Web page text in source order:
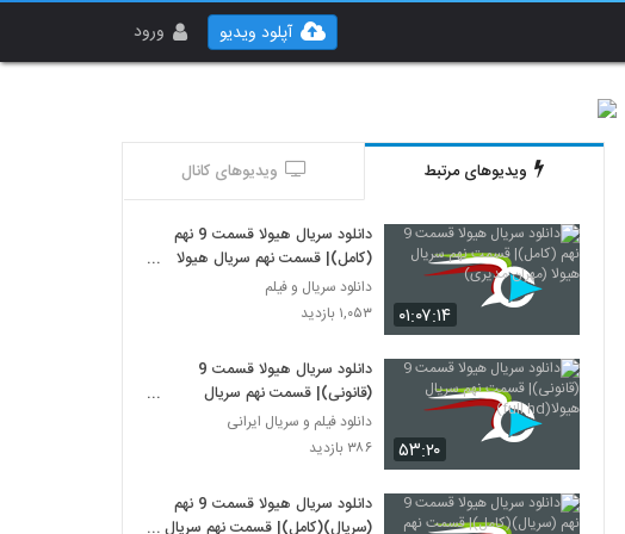
ورود آپلود ویدیو
ویدیوهای مرتبط ویدیوهای کانال
۰۱:۰۷:۱۴
دانلود سریال هیولا قسمت 9 نهم
(کامل)| قسمت نهم سریال هیولا
(مهران مدیری)
دانلود سریال و فیلم
۱,۰۵۳ بازدید
۵۳:۲۰
دانلود سریال هیولا قسمت 9
(قانونی)| قسمت نهم سریال
هیولا(full hd)
دانلود فیلم و سریال ایرانی
۳۸۶ بازدید
دانلود سریال هیولا قسمت 9 نهم
(سریال)(کامل)| قسمت نهم سریال